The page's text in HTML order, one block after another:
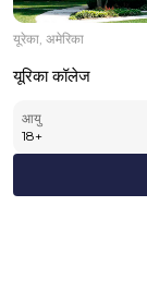
यूरेका, अमेरिका
यूरिका कॉलेज
आयु
18+